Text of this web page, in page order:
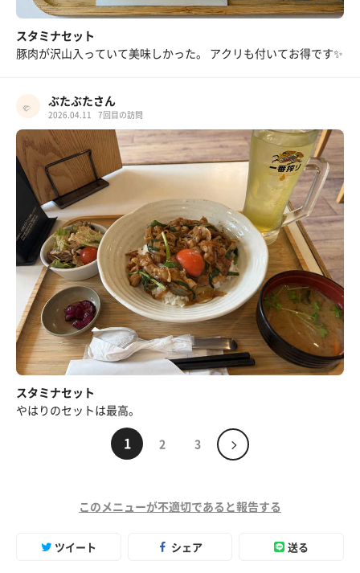
スタミナセット
豚肉が沢山入っていて美味しかった。 アクリも付いてお得です✨
ぶたぶたさん
2026.04.11 7回目の訪問
スタミナセット
やはりのセットは最高。
1 2 3
このメニューが不適切であると報告する
ツイート シェア 送る